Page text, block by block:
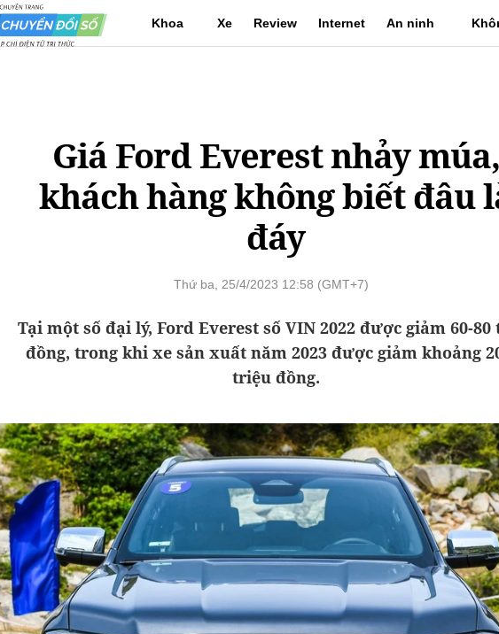
Khoa Xe Review Internet An ninh
Giá Ford Everest nhảy múa,
khách hàng không biết đâu
đáy
Thứ ba, 25/4/2023 12:58 (GMT+7)
Tại một số đại lý, Ford Everest số VIN 2022 được giảm 60-
đồng, trong khi xe sản xuất năm 2023 được giảm khoảng
triệu đồng.